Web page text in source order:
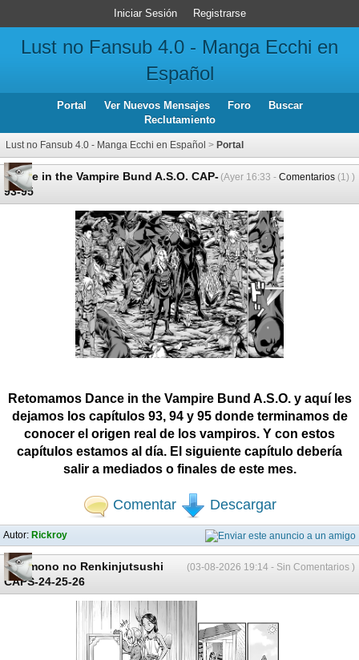
Iniciar Sesión Registrarse
Lust no Fansub 4.0 - Manga Ecchi en
Español
Portal Ver Nuevos Mensajes Foro
Buscar
Reclutamiento
Lust no Fansub 4.0 - Manga Ecchi en Español > Portal
(Ayer 16:33 - Comentarios (1) )
Dance in the Vampire Bund A.S.O. CAP-
93-95
Retomamos Dance in the Vampire Bund A.S.O. y aquí les
dejamos los capítulos 93, 94 y 95 donde terminamos de
conocer el origen real de los vampiros. Y con estos
capítulos estamos al día. El siguiente capítulo debería
salir a mediados o finales de este mes.
Comentar Descargar
Autor: Rickroy
(03-08-2026 19:14 - Sin Comentarios )
Nisemono no Renkinjutsushi
CAPS-24-25-26